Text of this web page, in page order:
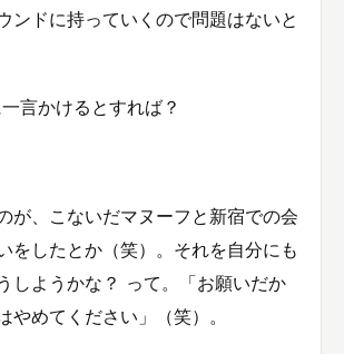
ンドに持っていくので問題はないと
言かけるとすれば？
が、こないだマヌーフと新宿での会
をしたとか（笑）。それを自分にも
しようかな？ って。「お願いだか
やめてください」（笑）。